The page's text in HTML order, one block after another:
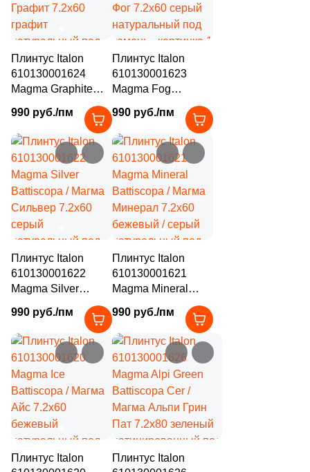
12x27 (10)
12.4x39.3 (3)
13x26 ( 1)
15x60 (8)
15x30.5 (2)
15x7.5 (7)
15x45 (2)
17.7x53.3 ( 2)
17.5x46.3 (
18x31.4 (2)
1)
19.5x30 (6)
19x120 (22
19.2x46.3 (
19x160 (
20.5x23.8 (4)
Плинтус Italon
610130001624
Magma Graphite
Battiscopa / Магма
Графит 7.2x60
графит
натуральный под
камень
990 руб./пм
Плинтус Italon
610130001623
Magma Fog
Battiscopa / Магма
Фог 7.2x60 серый
натуральный под
990 руб./пм
Плинтус Italon
610130001622
Magma Silver
Battiscopa / Магма
Сильвер 7.2x60
серый
натуральный под
камень
990 руб./пм
Плинтус Italon
610130001621
Magma Mineral
Battiscopa / Магма
Минерал 7.2x60
бежевый / серый
натуральный под
камень
990 руб./пм
Плинтус Italon
Плинтус Italon